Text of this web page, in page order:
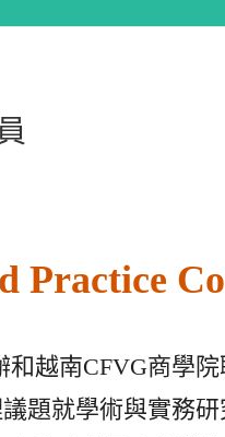
Practice
越南CFVG商學
題就學術與實務